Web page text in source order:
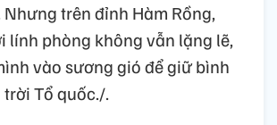
trên đỉnh Hàm Rồng,
lính phòng không vẫn lặng lẽ,
vào sương gió để giữ bình
Tổ quốc./.